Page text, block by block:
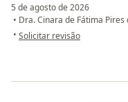
5 de agosto de 2026
• Dra. Cinara de Fátima Pires
• na opinião do utilizador
Solicitar revisão